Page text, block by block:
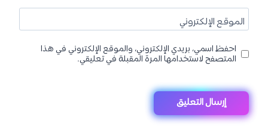
الموقع الإلكتروني
احفظ اسمي، بريدي الإلكتروني، والموقع الإلكتروني في هذا
المتصفح لاستخدامها المرة المقبلة في تعليقي.